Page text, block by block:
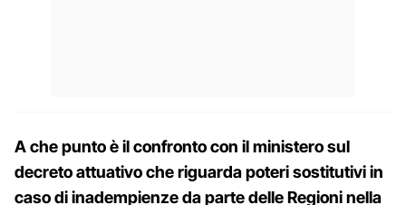
A che punto è il confronto con il ministero sul
decreto attuativo che riguarda poteri sostitutivi in
caso di inadempienze da parte delle Regioni nella